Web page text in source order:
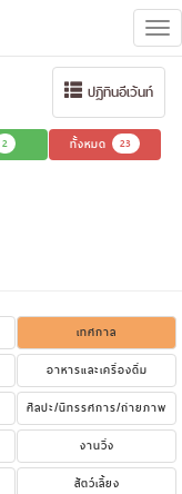
ปฏิทินอีเว้นท์
2 ทั้งหมด 23
เทศกาล
อาหารและเครื่องดื่ม
ศิลปะ/นิทรรศการ/ถ่ายภาพ
งานวิ่ง
สัตว์เลี้ยง